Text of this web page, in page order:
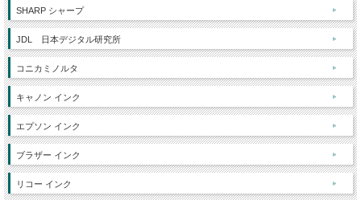
SHARP シャープ
JDL 日本デジタル研究所
コニカミノルタ
キャノン インク
エプソン インク
ブラザー インク
リコー インク